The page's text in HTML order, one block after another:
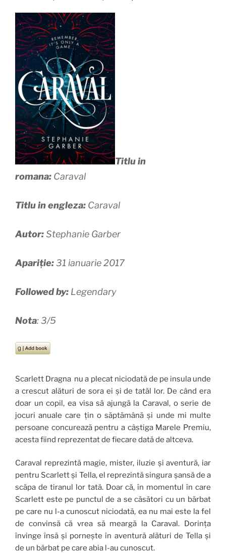
Titlu in
romana: Caraval
Titlu in engleza: Caraval
Autor:Stephanie Garber
Apariție:31 ianuarie 2017
Followed by: Legendary
Nota: 3/5
Scarlett Dragna nu a plecat niciodată de pe insula unde
a crescut alături de sora ei și de tatăl lor. De când era
doar un copil, ea visa să ajungă la Caraval, o serie de
jocuri anuale care țin o săptămână și unde mi multe
persoane concurează pentru a câștiga Marele Premiu,
acesta fiind reprezentat de fiecare dată de altceva.
Caraval reprezintă magie, mister, iluzie și aventură, iar
pentru Scarlett și Tella, el reprezintă singura șansă de a
scăpa de tiranul lor tată. Doar că, în momentul în care
Scarlett este pe punctul de a se căsători cu un bărbat
pe care nu l-a cunoscut niciodată, ea nu mai este la fel
de convinsă că vrea să meargă la Caraval. Dorința
învinge însă și pornește în aventură alături de Tella și
de un bărbat pe care abia l-au cunoscut.